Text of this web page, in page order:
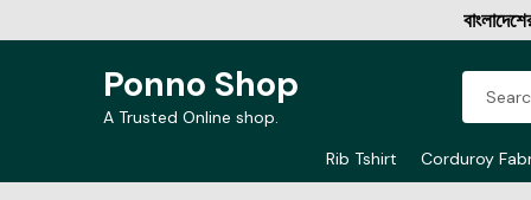
বাংলাদেশের
Ponno Shop
A Trusted Online shop.
Rib Tshirt Corduroy